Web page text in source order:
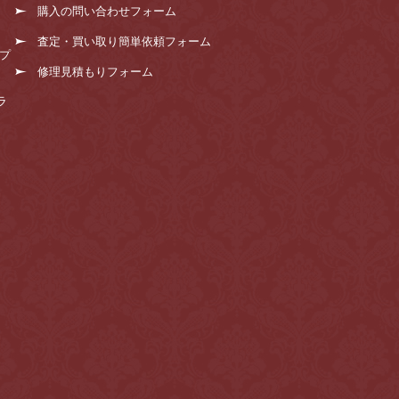
購入の問い合わせフォーム
査定・買い取り簡単依頼フォーム
修理見積もりフォーム